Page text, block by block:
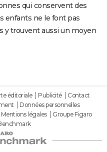
qui conservent des
enfants ne le font pas
y trouvent aussi un moyen
éditoriale Publicité
Contact
Données personnelles
Mentions légales
Groupe Figaro